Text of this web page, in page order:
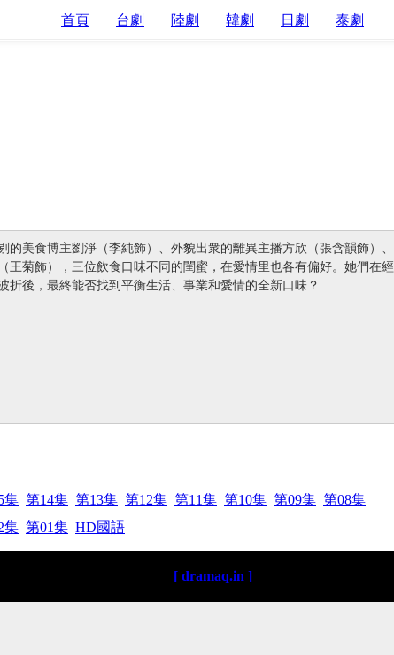
首頁 台劇 陸劇 韓劇 日劇 泰劇
的美食博主劉淨（李純飾）、外貌出衆的離異主播方欣（張含韻飾）、
王菊飾），三位飲食口味不同的閨蜜，在愛情里也各有偏好。她們在經
折後，最終能否找到平衡生活、事業和愛情的全新口味？
集 第14集 第13集 第12集 第11集 第10集 第09集 第08集
集 第01集 HD國語
[ dramaq.in ]